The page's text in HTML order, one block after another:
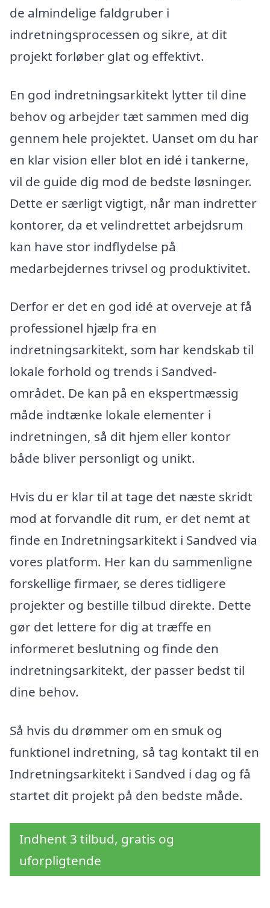
de almindelige faldgruber i
indretningsprocessen og sikre, at dit
projekt forløber glat og effektivt.
En god indretningsarkitekt lytter til dine
behov og arbejder tæt sammen med dig
gennem hele projektet. Uanset om du har
en klar vision eller blot en idé i tankerne,
vil de guide dig mod de bedste løsninger.
Dette er særligt vigtigt, når man indretter
kontorer, da et velindrettet arbejdsrum
kan have stor indflydelse på
medarbejdernes trivsel og produktivitet.
Derfor er det en god idé at overveje at få
professionel hjælp fra en
indretningsarkitekt, som har kendskab til
lokale forhold og trends i Sandved-
området. De kan på en ekspertmæssig
måde indtænke lokale elementer i
indretningen, så dit hjem eller kontor
både bliver personligt og unikt.
Hvis du er klar til at tage det næste skridt
mod at forvandle dit rum, er det nemt at
finde en Indretningsarkitekt i Sandved via
vores platform. Her kan du sammenligne
forskellige firmaer, se deres tidligere
projekter og bestille tilbud direkte. Dette
gør det lettere for dig at træffe en
informeret beslutning og finde den
indretningsarkitekt, der passer bedst til
dine behov.
Så hvis du drømmer om en smuk og
funktionel indretning, så tag kontakt til en
Indretningsarkitekt i Sandved i dag og få
startet dit projekt på den bedste måde.
Indhent 3 tilbud, gratis og
uforpligtende